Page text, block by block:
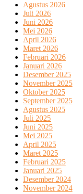
Agustus 2026
Juli 2026
Juni 2026
Mei 2026
April 2026
Maret 2026
Februari 2026
Januari 2026
Desember 2025
November 2025
Oktober 2025
September 2025
Agustus 2025
Juli 2025
Juni 2025
Mei 2025
April 2025
Maret 2025
Februari 2025
Januari 2025
Desember 2024
November 2024